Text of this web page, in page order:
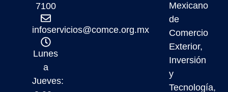
7100
infoservicios@comce.org.mx
Lunes
a
Jueves:
Mexicano
de
Comercio
Exterior,
Inversión
y
Tecnología,